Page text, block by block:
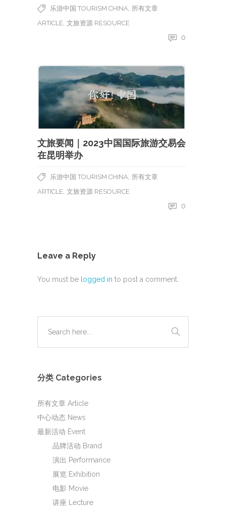
乐游中国 TOURISM CHINA 所有文章
ARTICLE 文旅资源 RESOURCE
0
文旅要闻｜2023中国国际旅游交易会
在昆明举办
乐游中国 TOURISM CHINA 所有文章
ARTICLE 文旅资源 RESOURCE
0
Leave a Reply
You must be logged in to post a comment.
分类 Categories
所有文章 Article
中心动态 News
最新活动 Event
品牌活动 Brand
演出 Performance
展览 Exhibition
电影 Movie
讲座 Lecture